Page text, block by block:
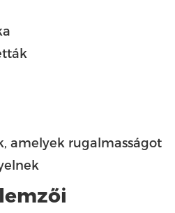
amelyek rugalmasságot